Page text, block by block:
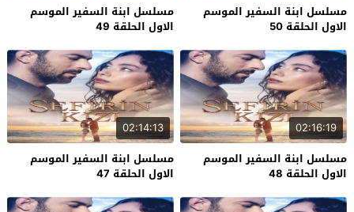
مسلسل ابنة السفير الموسم
الاول الحلقة 50
مسلسل ابنة السفير الموسم
الاول الحلقة 49
02:16:19
مسلسل ابنة السفير الموسم
الاول الحلقة 48
02:14:13
مسلسل ابنة السفير الموسم
الاول الحلقة 47